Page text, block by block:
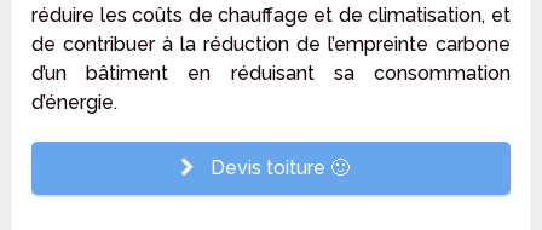
réduire les coûts de chauffage et de climatisation, et
de contribuer à la réduction de l’empreinte carbone
d’un bâtiment en réduisant sa consommation
d’énergie.
Devis toiture 🙂